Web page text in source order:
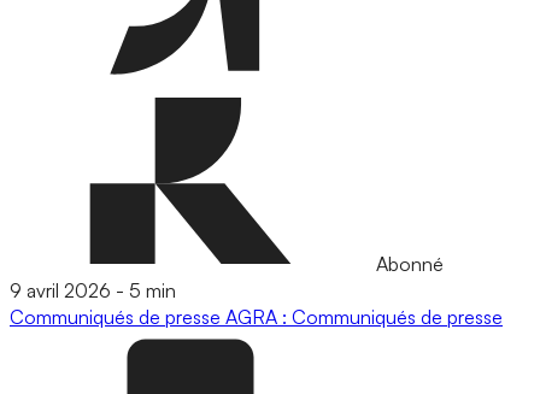
Abonné
9 avril 2026 - 5 min
Communiqués de presse AGRA : Communiqués de presse